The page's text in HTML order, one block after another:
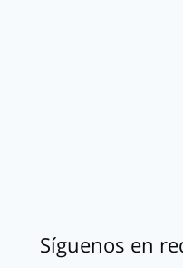
Síguenos en